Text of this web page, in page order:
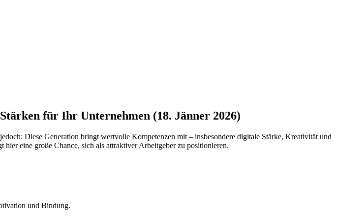
für Ihr Unternehmen (18. Jänner 2026)
Diese Generation bringt wertvolle Kompetenzen mit – insbesondere digitale Stärke, Kreativität und
eine große Chance, sich als attraktiver Arbeitgeber zu positionieren.
und Bindung.